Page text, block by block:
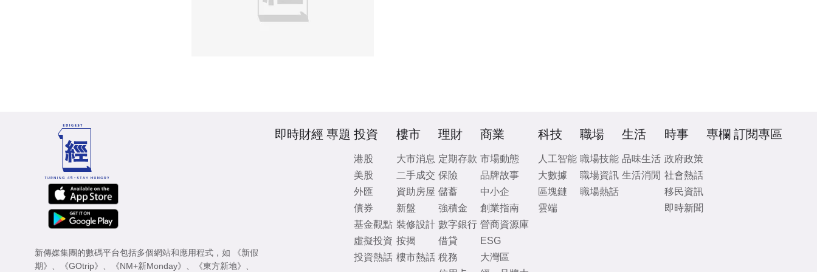
新傳媒集團的數碼平台包括多個網站和應用程式，如
《新假
期》
《GOtrip》 《NM+新Monday》 《東方新地》
即時財經 專題 投資
港股
美股
外匯
債券
基金觀點
虛擬投資
投資熱話
樓市
大市消息
二手成交
資助房屋
新盤
裝修設計
按揭
樓市熱話
理財
定期存款
保險
儲蓄
強積金
數字銀行
借貸
稅務
商業
市場動態
品牌故事
中小企
創業指南
營商資源庫
ESG
大灣區
科技
人工智能
大數據
區塊鏈
雲端
職場
職場技能
職場資訊
職場熱話
生活
品味生活
生活消閒
時事
政府政策
社會熱話
移民資訊
即時新聞
專欄 訂閱專區